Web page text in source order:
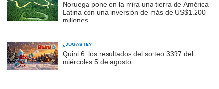
Noruega pone en la mira una tierra de América
Latina con una inversión de más de US$1.200
millones
¿JUGASTE?
Quini 6: los resultados del sorteo 3397 del
miércoles 5 de agosto